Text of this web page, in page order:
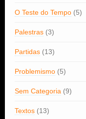
O Teste do Tempo (5)
Palestras (3)
Partidas (13)
Problemismo (5)
Sem Categoria (9)
Textos (13)